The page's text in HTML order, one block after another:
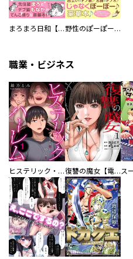
まろまろ日和【豪華版】 野性のぽーぽー【豪華版】
職業・ビジネス
ヒステリック・ハーレム～搾られる男と堕ちる女～【電子単行本版】 復讐の魔女【電子単行本版】